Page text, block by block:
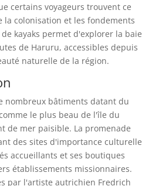
certains voyageurs trouvent ce
colonisation et les fondements
kayaks permet d'explorer la baie
de Haruru, accessibles depuis
naturelle de la région.
nombreux bâtiments datant du
le plus beau de l'île du
de mer paisible. La promenade
des sites d'importance culturelle
accueillants et ses boutiques
établissements missionnaires.
par l'artiste autrichien Fredrich